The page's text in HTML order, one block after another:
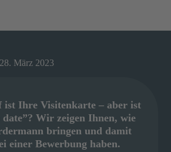
28. März 2023
ist Ihre Visitenkarte – aber ist
Wir zeigen Ihnen, wie
bringen und damit
einer Bewerbung haben.